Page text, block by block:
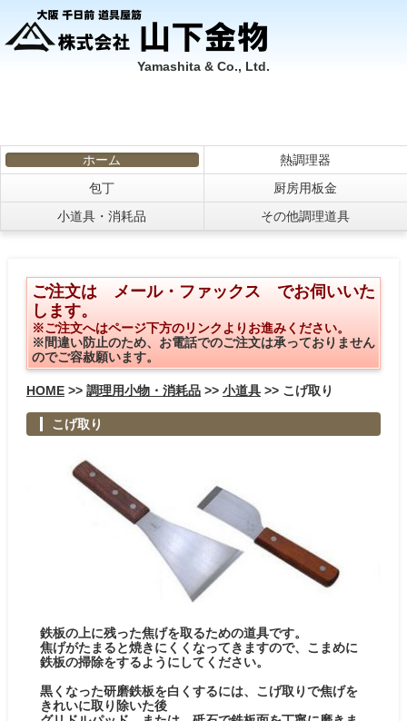
Yamashita & Co., Ltd.
ホーム
熱調理器
包丁
厨房用板金
小道具・消耗品
その他調理道具
ご注文は メール・ファックス でお伺いいた
します。
※ご注文へはページ下方のリンクよりお進みください。
※間違い防止のため、お電話でのご注文は承っておりません
のでご容赦願います。
HOME>> 調理用小物・消耗品>> 小道具>> こげ取り
こげ取り
鉄板の上に残った焦げを取るための道具です。
焦げがたまると焼きにくくなってきますので、こまめに
鉄板の掃除をするようにしてください。
黒くなった研磨鉄板を白くするには、こげ取りで焦げを
きれいに取り除いた後